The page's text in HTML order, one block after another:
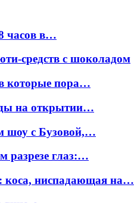
часов в…
средств с шоколадом
которые пора…
на открытии…
шоу с Бузовой,…
разрезе глаз:…
коса, ниспадающая на…